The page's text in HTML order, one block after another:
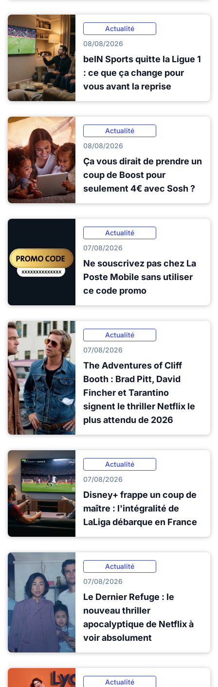
Actualité
08/08/2026
beIN Sports quitte la Ligue 1
: ce que ça change pour
vous avant la reprise
Actualité
08/08/2026
Ça vous dirait de prendre un
coup de Boost pour
seulement 4€ avec Sosh ?
Actualité
07/08/2026
Ne souscrivez pas chez La
Poste Mobile sans utiliser
ce code promo
Actualité
07/08/2026
The Adventures of Cliff
Booth : Brad Pitt, David
Fincher et Tarantino
signent le thriller Netflix le
plus attendu de 2026
Actualité
07/08/2026
Disney+ frappe un coup de
maître : l'intégralité de
LaLiga débarque en France
Actualité
07/08/2026
Le Dernier Refuge : le
nouveau thriller
apocalyptique de Netflix à
voir absolument
Actualité